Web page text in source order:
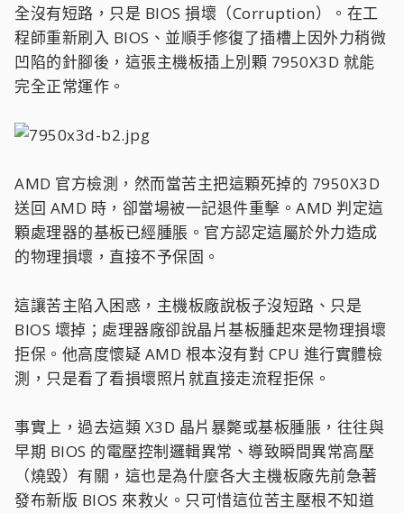
全沒有短路，只是 BIOS 損壞（Corruption）。在工
程師重新刷入 BIOS、並順手修復了插槽上因外力稍微
凹陷的針腳後，這張主機板插上別顆 7950X3D 就能
完全正常運作。
AMD 官方檢測，然而當苦主把這顆死掉的 7950X3D
送回 AMD 時，卻當場被一記退件重擊。AMD 判定這
顆處理器的基板已經腫脹。官方認定這屬於外力造成
的物理損壞，直接不予保固。
這讓苦主陷入困惑，主機板廠說板子沒短路、只是
BIOS 壞掉；處理器廠卻說晶片基板腫起來是物理損壞
拒保。他高度懷疑 AMD 根本沒有對 CPU 進行實體檢
測，只是看了看損壞照片就直接走流程拒保。
事實上，過去這類 X3D 晶片暴斃或基板腫脹，往往與
早期 BIOS 的電壓控制邏輯異常、導致瞬間異常高壓
（燒毀）有關，這也是為什麼各大主機板廠先前急著
發布新版 BIOS 來救火。只可惜這位苦主壓根不知道